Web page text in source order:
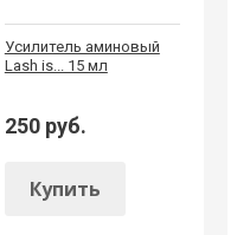
Усилитель аминовый
Lash is... 15 мл
250 руб.
Купить